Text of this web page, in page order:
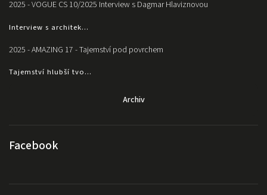
2025 - VOGUE CS 10/2025 Interview s Dagmar Hlaviznovou
Interview s architek...
2025 - AMAZING 17 - Tajemství pod povrchem
Tajemství hlubší tvo...
Archiv
Facebook